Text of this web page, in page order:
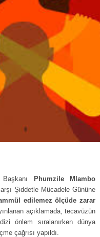
Phumzile Mlambo
Şiddetle Mücadele Gününe
edilemez ölçüde zarar
açıklamada, tecavüzün
önlem sıralanırken dünya
çağrısı yapıldı.